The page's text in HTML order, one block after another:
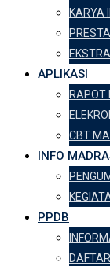
KARYA
APLIKASI
RAPOT
CBT
INFO
PPDB